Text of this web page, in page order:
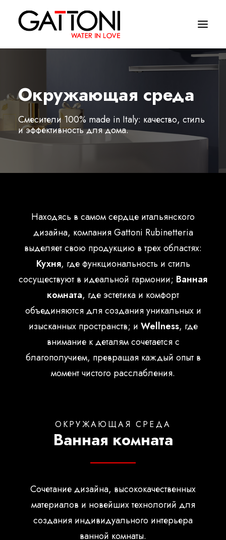
Oружающая среда
Продукция
Финиши
Контакты
Русский
Окружающая среда
Смесители 100% made in Italy: качество, стиль
и эффективность для дома.
Находясь в самом сердце итальянского
дизайна, компания Gattoni Rubinetteria
выделяет свою продукцию в трех областях:
Кухня, где функциональность и стиль
сосуществуют в идеальной гармонии; Ванная
комната, где эстетика и комфорт
объединяются для создания уникальных и
изысканных пространств; и Wellness, где
внимание к деталям сочетается с
благополучием, превращая каждый опыт в
момент чистого расслабления.
OКРУЖАЮЩАЯ СРЕДА
Ванная комната
Сочетание дизайна, высококачественных
материалов и новейших технологий для
создания индивидуального интерьера
ванной комнаты.